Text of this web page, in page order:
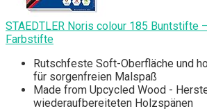
STAEDTLER Noris colour 185 Buntstifte
Farbstifte
Rutschfeste Soft-Oberfläche und
für sorgenfreien Malspaß
Made from Upcycled Wood -
wiederaufbereiteten Holzspänen